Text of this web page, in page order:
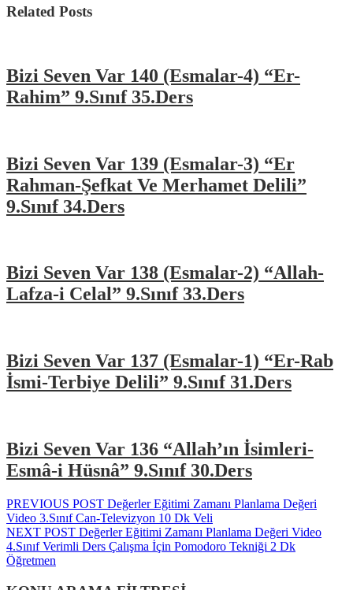
Related Posts
Bizi Seven Var 140 (Esmalar-4) “Er-
Rahim” 9.Sınıf 35.Ders
Bizi Seven Var 139 (Esmalar-3) “Er
Rahman-Şefkat Ve Merhamet Delili”
9.Sınıf 34.Ders
Bizi Seven Var 138 (Esmalar-2) “Allah-
Lafza-i Celal” 9.Sınıf 33.Ders
Bizi Seven Var 137 (Esmalar-1) “Er-Rab
İsmi-Terbiye Delili” 9.Sınıf 31.Ders
Bizi Seven Var 136 “Allah’ın İsimleri-
Esmâ-i Hüsnâ” 9.Sınıf 30.Ders
Yazı
gezinmesi
PREVIOUS POST Previous
post:
Değerler Eğitimi Zamanı Planlama Değeri
Video 3.Sınıf Can-Televizyon 10 Dk Veli
NEXT POST Next
post:
Değerler Eğitimi Zamanı Planlama Değeri Video
4.Sınıf Verimli Ders Çalışma İçin Pomodoro Tekniği 2 Dk
Öğretmen